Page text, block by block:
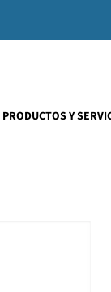
PRODUCTOS Y